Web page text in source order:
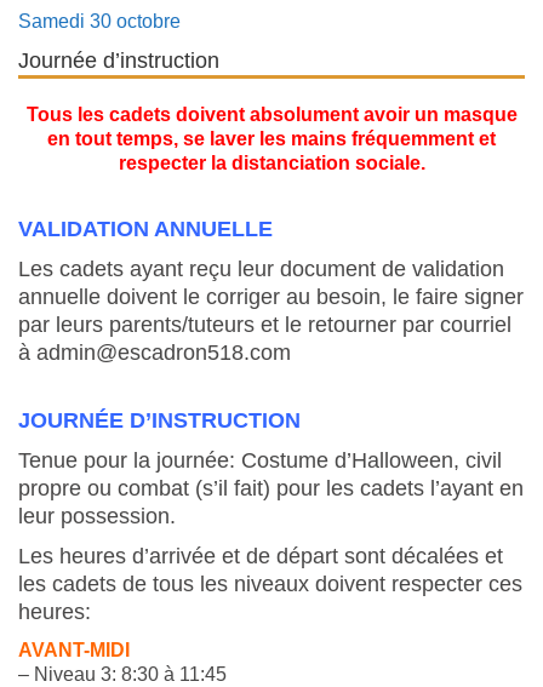
Samedi 30 octobre
Journée d’instruction
Tous les cadets doivent absolument avoir un masque
en tout temps, se laver les mains fréquemment et
respecter la distanciation sociale.
VALIDATION ANNUELLE
Les cadets ayant reçu leur document de validation
annuelle doivent le corriger au besoin, le faire signer
par leurs parents/tuteurs et le retourner par courriel
à admin@escadron518.com
JOURNÉE D’INSTRUCTION
Tenue pour la journée: Costume d’Halloween, civil
propre ou combat (s’il fait) pour les cadets l’ayant en
leur possession.
Les heures d’arrivée et de départ sont décalées et
les cadets de tous les niveaux doivent respecter ces
heures:
AVANT-MIDI
– Niveau 3: 8:30 à 11:45